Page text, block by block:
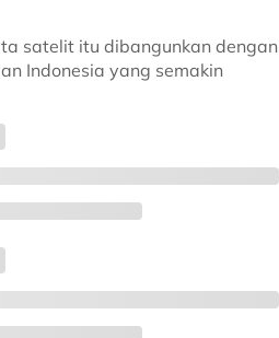
satelit itu dibangunkan dengan
Indonesia yang semakin